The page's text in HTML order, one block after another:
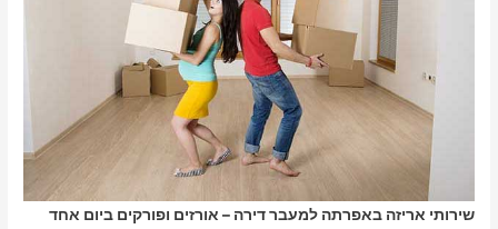
שירותי אריזה באפרתה למעבר דירה – אורזים ופורקים ביום אחד